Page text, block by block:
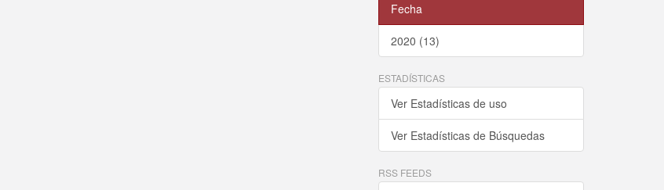
Fecha
2020 (13)
ESTADÍSTICAS
Ver Estadísticas de uso
Ver Estadísticas de Búsquedas
RSS FEEDS